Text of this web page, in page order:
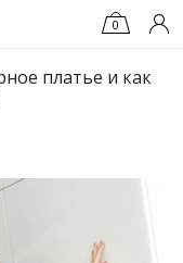
0
платье и как